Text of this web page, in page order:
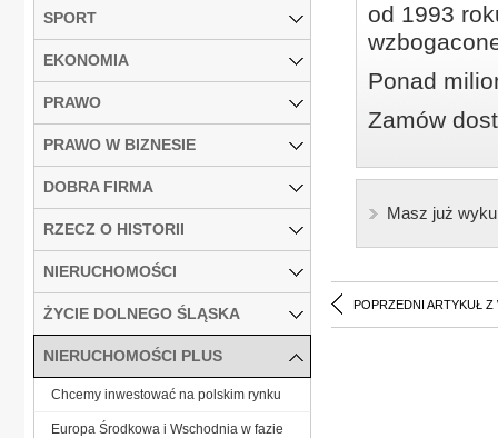
od 1993
Ponad
Zamów
Masz już
POPRZEDNI ARTYKUŁ Z
SPORT
EKONOMIA
PRAWO
PRAWO W BIZNESIE
DOBRA FIRMA
RZECZ O HISTORII
NIERUCHOMOŚCI
ŻYCIE DOLNEGO ŚLĄSKA
NIERUCHOMOŚCI PLUS
Chcemy inwestować na polskim rynku
Europa Środkowa i Wschodnia w fazie